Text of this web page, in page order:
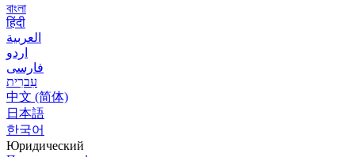
বাংলা
हिंदी
العربية
اردو
فارسی
עִברִית
中文 (简体)
日本語
한국어
Юридический